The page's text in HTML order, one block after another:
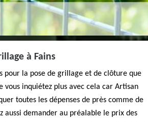
à Fains
pour la pose de grillage et de clôture que
vous inquiétez plus avec cela car Artisan
toutes les dépenses de près comme de
aussi demander au préalable le prix des